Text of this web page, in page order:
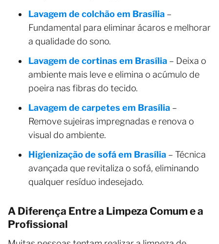
Lavagem de colchão em Brasília –
Fundamental para eliminar ácaros e melhorar
a qualidade do sono.
Lavagem de cortinas em Brasília – Deixa o
ambiente mais leve e elimina o acúmulo de
poeira nas fibras do tecido.
Lavagem de carpetes em Brasília –
Remove sujeiras impregnadas e renova o
visual do ambiente.
Higienização de sofá em Brasília – Técnica
avançada que revitaliza o sofá, eliminando
qualquer resíduo indesejado.
A Diferença Entre a Limpeza Comum e a
Profissional